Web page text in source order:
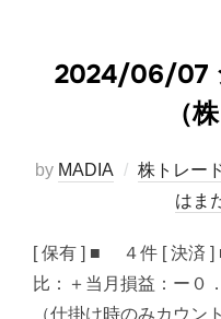
2024/06/07
（
by MADIA 株トレー
はま
[ 保有 ] ■ ４件 [ 決済 ]
比：＋当月損益：ー０
（仕掛け時のみカウ